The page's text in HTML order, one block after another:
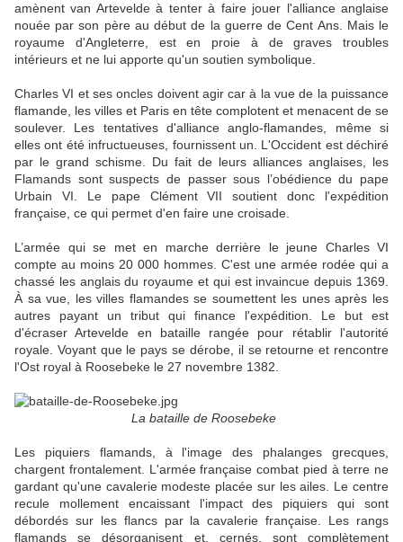
amènent van Artevelde à tenter à faire jouer l'alliance anglaise
nouée par son père au début de la guerre de Cent Ans. Mais le
royaume d'Angleterre, est en proie à de graves troubles
intérieurs et ne lui apporte qu'un soutien symbolique.
Charles VI et ses oncles doivent agir car à la vue de la puissance
flamande, les villes et Paris en tête complotent et menacent de se
soulever. Les tentatives d'alliance anglo-flamandes, même si
elles ont été infructueuses, fournissent un. L'Occident est déchiré
par le grand schisme. Du fait de leurs alliances anglaises, les
Flamands sont suspects de passer sous l’obédience du pape
Urbain VI. Le pape Clément VII soutient donc l'expédition
française, ce qui permet d'en faire une croisade.
L’armée qui se met en marche derrière le jeune Charles VI
compte au moins 20 000 hommes. C'est une armée rodée qui a
chassé les anglais du royaume et qui est invaincue depuis 1369.
À sa vue, les villes flamandes se soumettent les unes après les
autres payant un tribut qui finance l'expédition. Le but est
d'écraser Artevelde en bataille rangée pour rétablir l'autorité
royale. Voyant que le pays se dérobe, il se retourne et rencontre
l'Ost royal à Roosebeke le 27 novembre 1382.
La bataille de Roosebeke
Les piquiers flamands, à l'image des phalanges grecques,
chargent frontalement. L'armée française combat pied à terre ne
gardant qu'une cavalerie modeste placée sur les ailes. Le centre
recule mollement encaissant l'impact des piquiers qui sont
débordés sur les flancs par la cavalerie française. Les rangs
flamands se désorganisent et, cernés, sont complètement